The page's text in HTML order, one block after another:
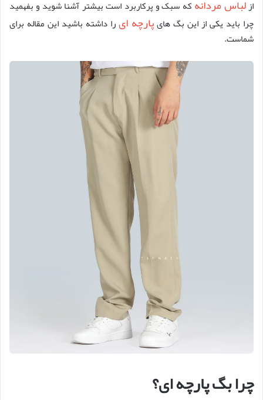
ازلباس مردانه که سبک و پرکاربرد است بیشتر آشنا شوید و بفهمید
چرا باید یکی از این بگ هایپارچه ایرا داشته باشید این مقاله برای
شماست.
چرا بگ پارچه ای؟